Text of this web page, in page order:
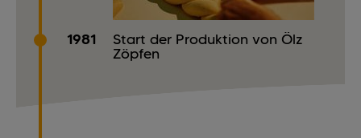
1981
Start der Produktion von Ölz
Zöpfen